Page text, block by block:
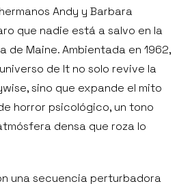
Andy y Barbara
que nadie está a salvo en la
de Maine. Ambientada en 1962,
de It no solo revive la
sino que expande el mito
horror psicológico, un tono
densa que roza lo
una secuencia perturbadora